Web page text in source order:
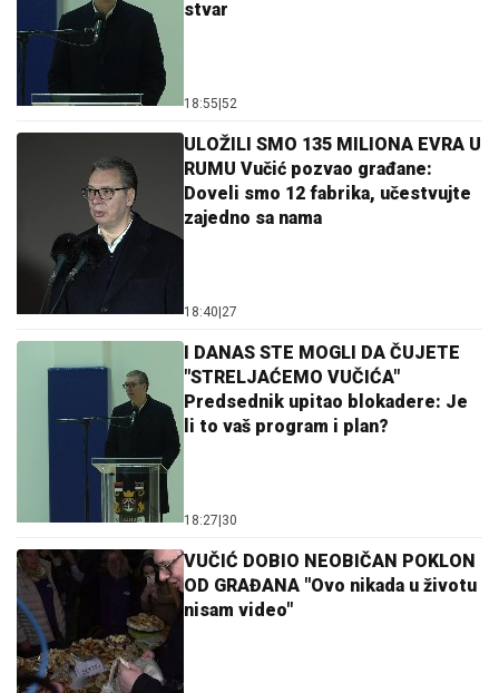
stvar
18:55|52
ULOŽILI SMO 135 MILIONA EVRA U
RUMU Vučić pozvao građane:
Doveli smo 12 fabrika, učestvujte
zajedno sa nama
18:40|27
I DANAS STE MOGLI DA ČUJETE
"STRELJAĆEMO VUČIĆA"
Predsednik upitao blokadere: Je
li to vaš program i plan?
18:27|30
VUČIĆ DOBIO NEOBIČAN POKLON
OD GRAĐANA "Ovo nikada u životu
nisam video"